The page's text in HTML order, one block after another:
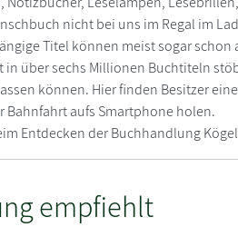
nicht bei uns im Regal im
Titel können meist sogar
in über sechs Millionen Buchtiteln
können. Hier finden Besitzer
Bahnfahrt aufs Smartphone holen.
Entdecken der Buchhandlung
empfiehlt